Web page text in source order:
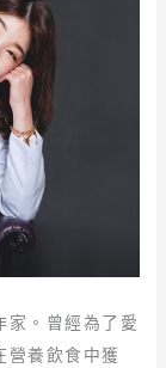
家。曾經為了愛
營養飲食中獲